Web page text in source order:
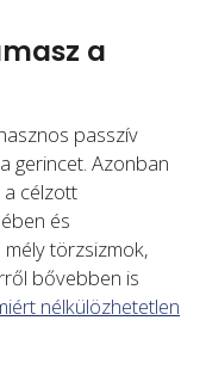
a
passzív
gerincet. Azonban
a célzott
és
törzsizmok,
bővebben is
nélkülözhetetlen